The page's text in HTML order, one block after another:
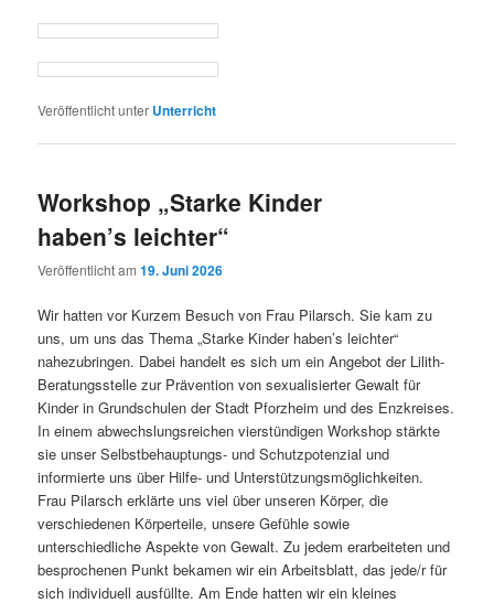
Veröffentlicht unter Unterricht
Workshop „Starke Kinder
haben’s leichter“
Veröffentlicht am19. Juni 2026
Wir hatten vor Kurzem Besuch von Frau Pilarsch. Sie kam zu
uns, um uns das Thema „Starke Kinder haben’s leichter“
nahezubringen. Dabei handelt es sich um ein Angebot der Lilith-
Beratungsstelle zur Prävention von sexualisierter Gewalt für
Kinder in Grundschulen der Stadt Pforzheim und des Enzkreises.
In einem abwechslungsreichen vierstündigen Workshop stärkte
sie unser Selbstbehauptungs- und Schutzpotenzial und
informierte uns über Hilfe- und Unterstützungsmöglichkeiten.
Frau Pilarsch erklärte uns viel über unseren Körper, die
verschiedenen Körperteile, unsere Gefühle sowie
unterschiedliche Aspekte von Gewalt. Zu jedem erarbeiteten und
besprochenen Punkt bekamen wir ein Arbeitsblatt, das jede/r für
sich individuell ausfüllte. Am Ende hatten wir ein kleines